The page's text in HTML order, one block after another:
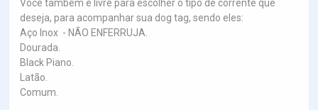
Você também é livre para escolher o tipo de corrente que
deseja, para acompanhar sua dog tag, sendo eles:
Aço Inox - NÃO ENFERRUJA.
Dourada.
Black Piano.
Latão.
Comum.